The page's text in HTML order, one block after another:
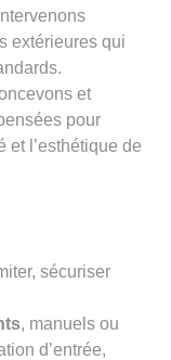
extérieures qui
et
pour
et l’esthétique de
sécuriser
, manuels ou
d’entrée,